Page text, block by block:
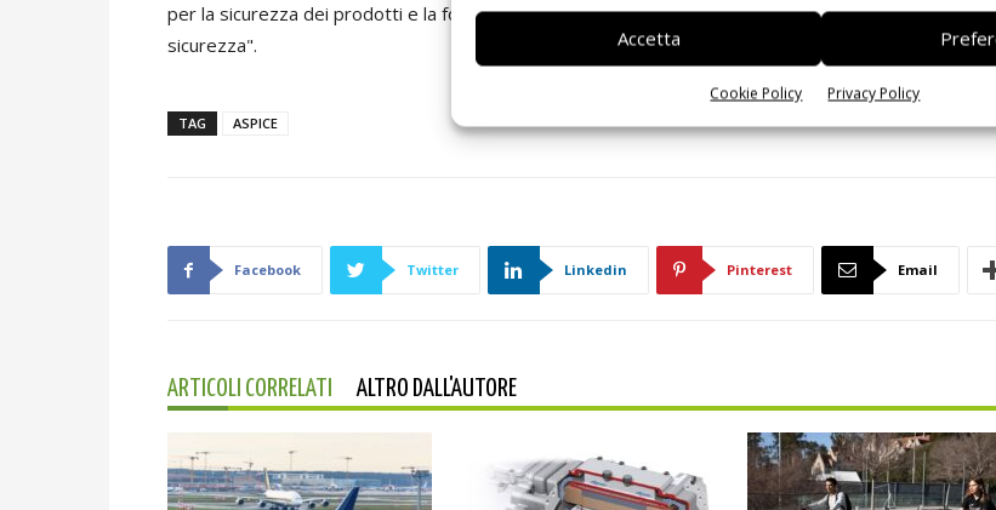
Accetta
Cookie Policy Privacy Policy
per la sicurezza dei prodotti e la fornitura di soluzioni affidabili e sicure per applicazioni critiche per
sicurezza".
TAG ASPICE
Facebook Twitter Linkedin Pinterest Email
ARTICOLI CORRELATI ALTRO DALL'AUTORE